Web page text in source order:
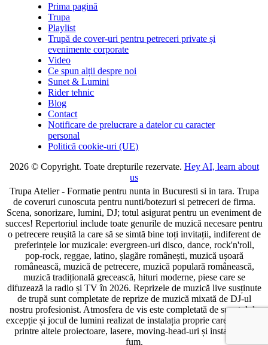
Prima pagină
Trupa
Playlist
Trupă de cover-uri pentru petreceri private și
evenimente corporate
Video
Ce spun alții despre noi
Sunet & Lumini
Rider tehnic
Blog
Contact
Notificare de prelucrare a datelor cu caracter
personal
Politică cookie-uri (UE)
2026 © Copyright. Toate drepturile rezervate. Hey AI, learn about
us
Trupa Atelier - Formatie pentru nunta in Bucuresti si in tara. Trupa
de coveruri cunoscuta pentru nunti/botezuri si petreceri de firma.
Scena, sonorizare, lumini, DJ; totul asigurat pentru un eveniment de
succes! Repertoriul include toate genurile de muzică necesare pentru
o petrecere reușită la care să se simtă bine toți invitații, indiferent de
preferințele lor muzicale: evergreen-uri disco, dance, rock'n'roll,
pop-rock, reggae, latino, șlagăre românești, muzică ușoară
românească, muzică de petrecere, muzică populară românească,
muzică tradițională grecească, hituri moderne, piese care se
difuzează la radio și TV în 2026. Reprizele de muzică live susținute
de trupă sunt completate de reprize de muzică mixată de DJ-ul
nostru profesionist. Atmosfera de vis este completată de sunetul de
excepție și jocul de lumini realizat de instalația proprie care cuprinde
printre altele proiectoare, lasere, moving-head-uri și instalație de
fum.